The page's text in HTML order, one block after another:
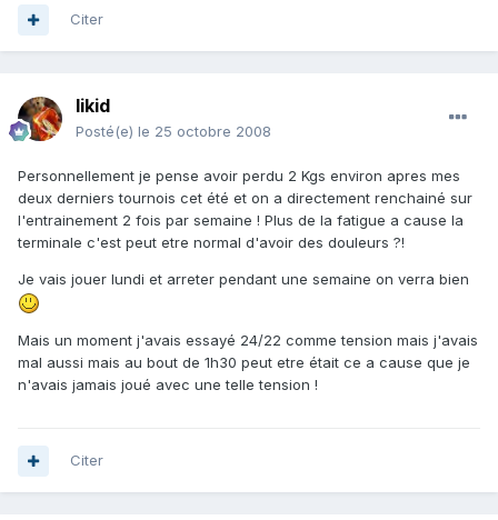
Citer
likid
Posté(e) le 25 octobre 2008
Personnellement je pense avoir perdu 2 Kgs environ apres mes
deux derniers tournois cet été et on a directement renchainé sur
l'entrainement 2 fois par semaine ! Plus de la fatigue a cause la
terminale c'est peut etre normal d'avoir des douleurs ?!
Je vais jouer lundi et arreter pendant une semaine on verra bien
Mais un moment j'avais essayé 24/22 comme tension mais j'avais
mal aussi mais au bout de 1h30 peut etre était ce a cause que je
n'avais jamais joué avec une telle tension !
Citer